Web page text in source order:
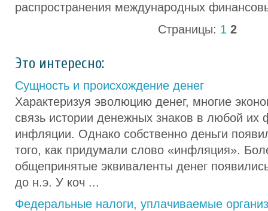
распространения международных
Страницы: 1 2
Это интересно:
Сущность и происхождение денег
Характеризуя эволюцию денег, многие
связь истории денежных знаков в любой их
инфляции. Однако собственно деньги
того, как придумали слово «инфляция».
общепринятые эквиваленты денег
до н.э. У коч ...
Федеральные налоги, уплачиваемые